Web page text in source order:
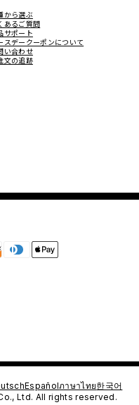
から選ぶ
あるご質問
サポート
スデークーポンについて
い合わせ
文の追跡
Españolภาษาไทย한국어
Ltd. All rights reserved.